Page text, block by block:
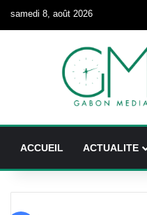
samedi 8, août 2026
ACCUEIL ACTUALITE